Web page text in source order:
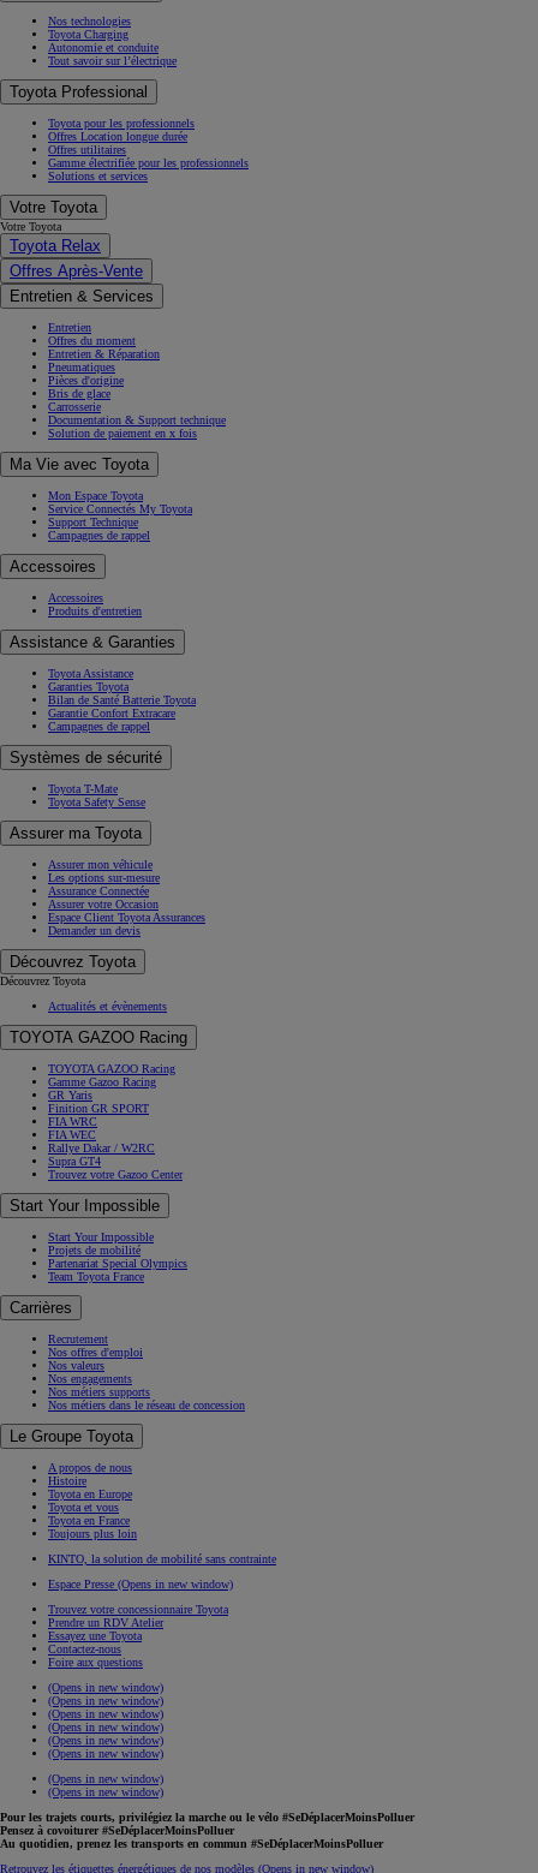
Nos technologies
Toyota Charging
Autonomie et conduite
Tout savoir sur l’électrique
Toyota Professional
Toyota pour les professionnels
Offres Location longue durée
Offres utilitaires
Gamme électrifiée pour les professionnels
Solutions et services
Votre Toyota
Votre Toyota
Toyota Relax
Offres Après-Vente
Entretien & Services
Entretien
Offres du moment
Entretien & Réparation
Pneumatiques
Pièces d'origine
Bris de glace
Carrosserie
Documentation & Support technique
Solution de paiement en x fois
Ma Vie avec Toyota
Mon Espace Toyota
Service Connectés My Toyota
Support Technique
Campagnes de rappel
Accessoires
Accessoires
Produits d'entretien
Assistance & Garanties
Toyota Assistance
Garanties Toyota
Bilan de Santé Batterie Toyota
Garantie Confort Extracare
Campagnes de rappel
Systèmes de sécurité
Toyota T-Mate
Toyota Safety Sense
Assurer ma Toyota
Assurer mon véhicule
Les options sur-mesure
Assurance Connectée
Assurer votre Occasion
Espace Client Toyota Assurances
Demander un devis
Découvrez Toyota
Découvrez Toyota
Actualités et évènements
TOYOTA GAZOO Racing
TOYOTA GAZOO Racing
Gamme Gazoo Racing
GR Yaris
Finition GR SPORT
FIA WRC
FIA WEC
Rallye Dakar / W2RC
Supra GT4
Trouvez votre Gazoo Center
Start Your Impossible
Start Your Impossible
Projets de mobilité
Partenariat Special Olympics
Team Toyota France
Carrières
Recrutement
Nos offres d'emploi
Nos valeurs
Nos engagements
Nos métiers supports
Nos métiers dans le réseau de concession
Le Groupe Toyota
A propos de nous
Histoire
Toyota en Europe
Toyota et vous
Toyota en France
Toujours plus loin
KINTO, la solution de mobilité sans contrainte
Espace Presse (Opens in new window)
Trouvez votre concessionnaire Toyota
Prendre un RDV Atelier
Essayez une Toyota
Contactez-nous
Foire aux questions
(Opens in new window)
(Opens in new window)
(Opens in new window)
(Opens in new window)
(Opens in new window)
(Opens in new window)
(Opens in new window)
(Opens in new window)
Pour les trajets courts, privilégiez la marche ou le vélo #SeDéplacerMoinsPolluer
Pensez à covoiturer #SeDéplacerMoinsPolluer
Au quotidien, prenez les transports en commun #SeDéplacerMoinsPolluer
Retrouvez les étiquettes énergétiques de nos modèles (Opens in new window)